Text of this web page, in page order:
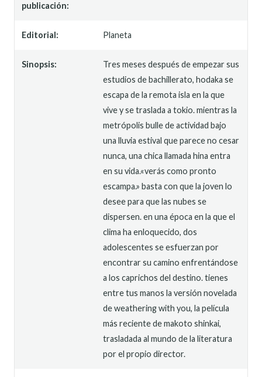
publicación:
Editorial: Planeta
Sinopsis:
Tres meses después de empezar sus
estudios de bachillerato, hodaka se
escapa de la remota isla en la que
vive y se traslada a tokio. mientras la
metrópolis bulle de actividad bajo
una lluvia estival que parece no cesar
nunca, una chica llamada hina entra
en su vida.«verás como pronto
escampa.» basta con que la joven lo
desee para que las nubes se
dispersen. en una época en la que el
clima ha enloquecido, dos
adolescentes se esfuerzan por
encontrar su camino enfrentándose
a los caprichos del destino. tienes
entre tus manos la versión novelada
de weathering with you, la película
más reciente de makoto shinkai,
trasladada al mundo de la literatura
por el propio director.